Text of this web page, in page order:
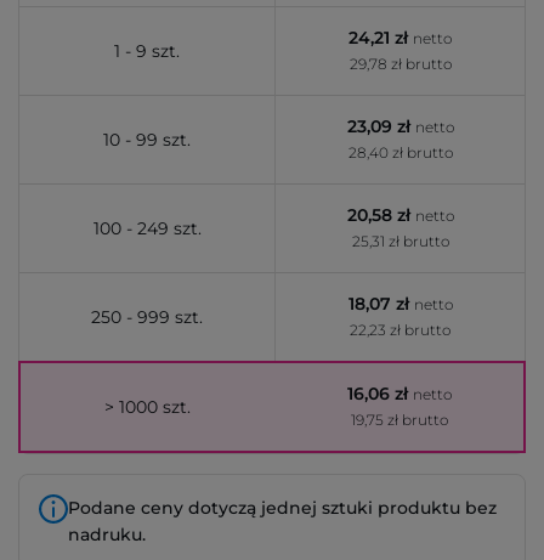
1 - 9 szt.
24,21 zł netto
29,78 zł brutto
10 - 99 szt.
23,09 zł netto
28,40 zł brutto
100 - 249 szt.
20,58 zł netto
25,31 zł brutto
250 - 999 szt.
18,07 zł netto
22,23 zł brutto
> 1000 szt.
16,06 zł netto
19,75 zł brutto
Podane ceny dotyczą jednej sztuki produktu bez
nadruku.